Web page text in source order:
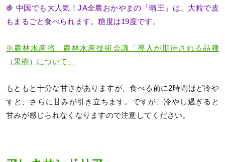
🍇 中国でも大人気！JA全農おかやまの「晴王」は、大粒で皮
もまるごと食べられます。糖度は19度です。
※農林水産省 農林水産技術会議「導入が期待される品種
（果樹）について」
もともと十分な甘さがありますが、食べる前に2時間ほど冷や
すと、さらに甘みが引き立ちます。ですが、冷やし過ぎると
甘みが感じられなくなりますので注意してください。